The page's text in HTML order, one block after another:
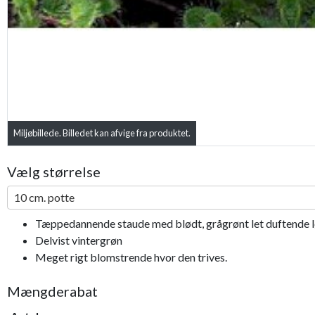
Miljøbillede. Billedet kan afvige fra produktet.
Vælg størrelse
10 cm. potte
Tæppedannende staude med blødt, grågrønt let duftende
Delvist vintergrøn
Meget rigt blomstrende hvor den trives.
Mængderabat